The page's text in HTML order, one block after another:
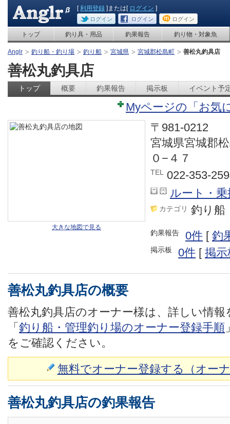
[利用登録 ]または[ ログイン ]
ログイン ログイン ログイン
トップ 釣り具・用品 釣果報告 釣り物・対象魚
Anglr 釣り船・釣り場 釣り船 宮城県 宮城郡松島町 善松丸釣具店
善松丸釣具店
トップ 概要 釣果報告 掲示板 イベント予
Myページの「お気
大きな地図で見る
〒981-0212
宮城県宮城郡
０−４７
TEL
022-353-
ルート・
カテゴリ 釣り船
釣果報告 0件 [ 釣
掲示板 0件 [ 掲
善松丸釣具店の概要
善松丸釣具店のオーナー様は、詳しい情
「 釣り船・管理釣り場のオーナー登録手順
をご確認ください。
無料でオーナー登録する（オー
善松丸釣具店の釣果報告